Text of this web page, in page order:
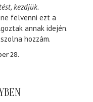
kezdjük.
felvenni ezt a
annak idején.
hozzám.
28.